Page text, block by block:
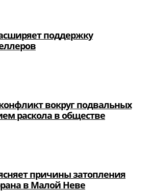
поддержку
вокруг подвальных
раскола в обществе
причины затопления
в Малой Неве